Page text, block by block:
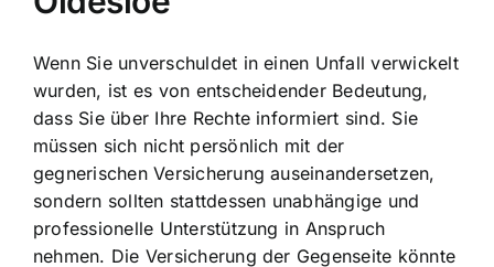
Wenn Sie unverschuldet in einen Unfall verwickelt
wurden, ist es von entscheidender Bedeutung,
dass Sie über Ihre Rechte informiert sind. Sie
müssen sich nicht persönlich mit der
gegnerischen Versicherung auseinandersetzen,
sondern sollten stattdessen unabhängige und
professionelle Unterstützung in Anspruch
nehmen. Die Versicherung der Gegenseite könnte